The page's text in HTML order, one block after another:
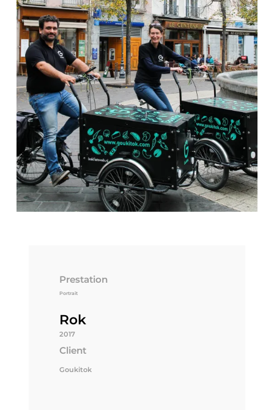
Prestation
Portrait
Rok
2017
Client
Goukitok